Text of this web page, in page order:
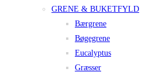
GRENE & BUKETFYLD
Bærgrene
Bøgegrene
Eucalyptus
Græsser